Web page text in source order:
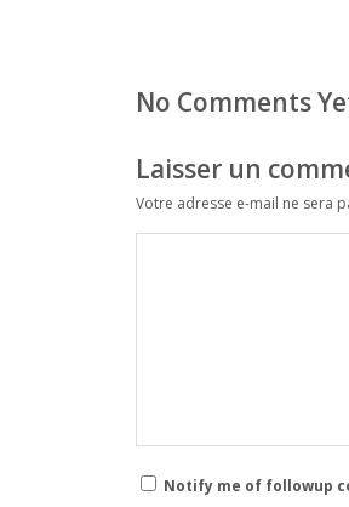
No Comments
Laisser un
Votre adresse e-mail ne sera
Notify me of followup